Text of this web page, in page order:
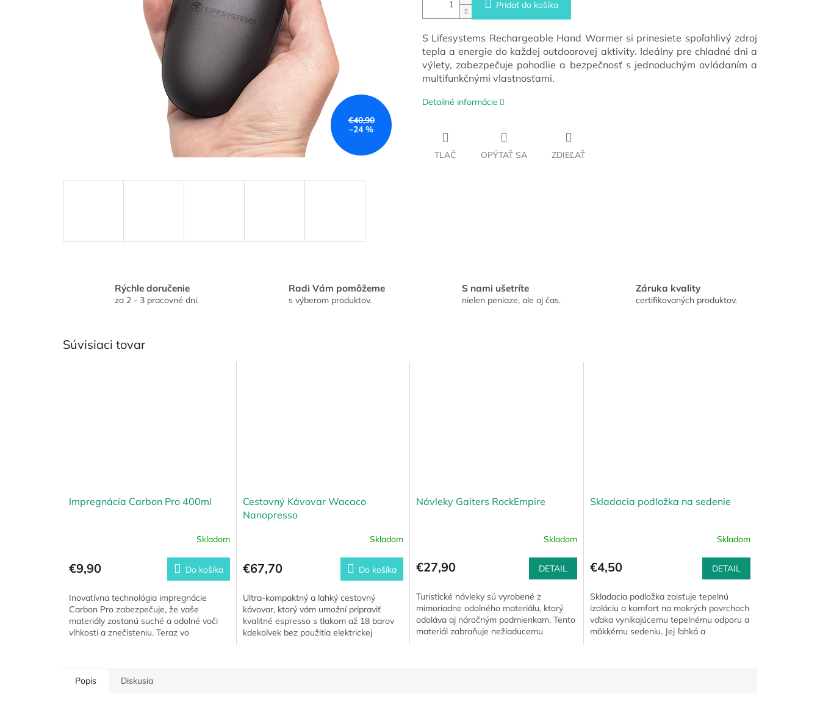
€40,90
–24 %
Pridať do košíka
S Lifesystems Rechargeable Hand Warmer si prinesiete spoľahlivý zdroj
tepla a energie do každej outdoorovej aktivity. Ideálny pre chladné dni a
výlety, zabezpečuje pohodlie a bezpečnosť s jednoduchým ovládaním a
multifunkčnými vlastnosťami.
Detailné informácie
TLAČ OPÝTAŤ SA ZDIEĽAŤ
Rýchle doručenie
za 2 - 3 pracovné dni.
Radi Vám pomôžeme
s výberom produktov.
S nami ušetríte
nielen peniaze, ale aj čas.
Záruka kvality
certifikovaných produktov.
Súvisiaci tovar
Impregnácia Carbon Pro 400ml
Skladom
€9,90 Do košíka
Inovatívna technológia impregnácie
Carbon Pro zabezpečuje, že vaše
materiály zostanú suché a odolné voči
vlhkosti a znečisteniu. Teraz vo
Cestovný Kávovar Wacaco
Nanopresso
Skladom
€67,70 Do košíka
Ultra-kompaktný a ľahký cestovný
kávovar, ktorý vám umožní pripraviť
kvalitné espresso s tlakom až 18 barov
kdekoľvek bez použitia elektrickej
Návleky Gaiters RockEmpire
Skladom
€27,90 DETAIL
Turistické návleky sú vyrobené z
mimoriadne odolného materiálu, ktorý
odoláva aj náročným podmienkam. Tento
materiál zabraňuje nežiaducemu
Skladacia podložka na sedenie
Skladom
€4,50 DETAIL
Skladacia podložka zaisťuje tepelnú
izoláciu a komfort na mokrých povrchoch
vďaka vynikajúcemu tepelnému odporu a
mäkkému sedeniu. Jej ľahká a
Popis Diskusia